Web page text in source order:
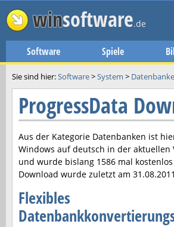
winsoftware.de
Software Spiele
Sie sind hier:Software>System >
ProgressData
Aus der Kategorie Datenbanken ist
Windows auf deutsch in der aktuellen
und wurde bislang 1586 mal
Download wurde zuletzt am 31.08.2011
Flexibles